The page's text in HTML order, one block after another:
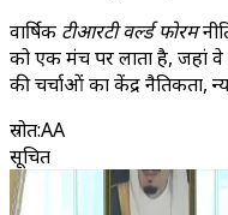
वार्षिक टीआरटी वर्ल्ड फोरम
को एक मंच पर लाता है, जहां वे
की चर्चाओं का केंद्र नैतिकता,
स्रोत:AA
सूचित